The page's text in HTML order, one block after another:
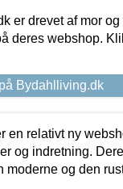
er drevet af mor
deres webshop.
Bydahlliving.dk
en relativt ny
og indretning.
moderne og den